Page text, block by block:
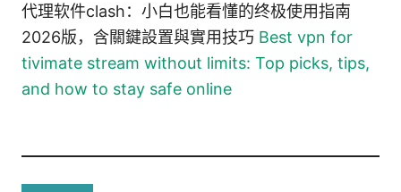
代理软件clash：小白也能看懂的终极使用指南
2026版，含關鍵設置與實用技巧 Best vpn for
tivimate stream without limits: Top picks, tips,
and how to stay safe online